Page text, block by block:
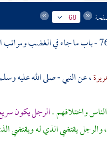
68
، عن النبي - صلى الله عليه
واختلافهم .الرجل يكون
والرجل يقتضي الذي له ويقتضي